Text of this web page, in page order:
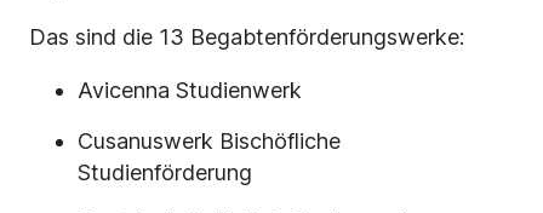
Das sind die 13 Begabtenförderungswerke:
Avicenna Studienwerk
Cusanuswerk Bischöfliche
Studienförderung